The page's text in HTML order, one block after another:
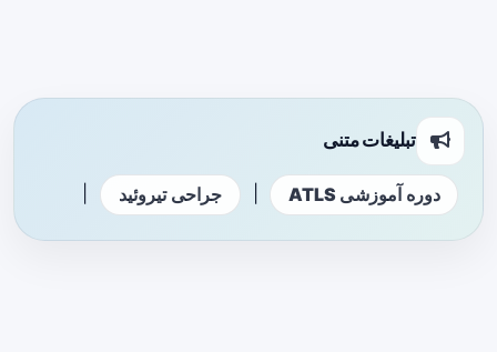
تبلیغات متنی
دوره آموزشی ATLS جراحی تیروئید